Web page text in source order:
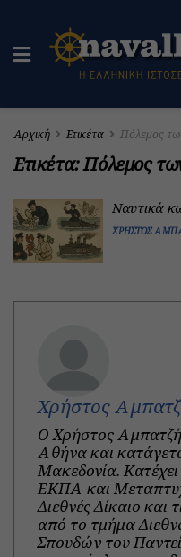
Αρχική Ετικέτα Πόλεμος
Ετικέτα:Πόλεμος
Ναυτικά
ΧΡΉΣΤΟΣ
Χρήστος
Ο Χρήστος
Αθήνα και
Μακεδονία.
ΕΚΠΑ και
Διεθνές Δίκαιο και
από το τμήμα
Σπουδών του